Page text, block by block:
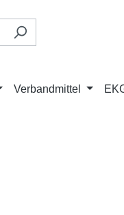
Verbandmittel